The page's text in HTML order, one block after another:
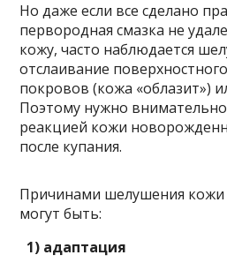
Но даже если все сделано
первородная смазка не
кожу, часто наблюдается
отслаивание
покровов (кожа «облазит»)
Поэтому нужно
реакцией кожи
после купания.
Причинами шелушения кожи
могут быть:
1) адаптация